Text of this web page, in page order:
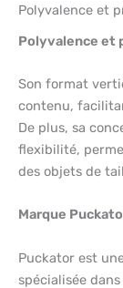
Polyvalence et
Polyvalence et
Son format
contenu,
De plus, sa
flexibilité,
des objets de
Marque
Puckator est
spécialisée